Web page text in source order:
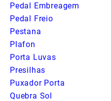
Pedal Embreagem
Pedal Freio
Pestana
Plafon
Porta Luvas
Presilhas
Puxador Porta
Quebra Sol